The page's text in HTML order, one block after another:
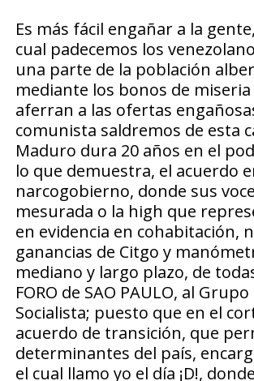
Es más fácil engañar a la
cual padecemos los
una parte de la población
mediante los bonos de
aferran a las ofertas
comunista saldremos de esta
Maduro dura 20 años en el
lo que demuestra, el acuerdo
narcogobierno, donde sus
mesurada o la high que
en evidencia en cohabitación,
ganancias de Citgo y
mediano y largo plazo, de
FORO de SAO PAULO, al
Socialista; puesto que en el
acuerdo de transición, que
determinantes del país,
el cual llamo yo el día ¡D!,